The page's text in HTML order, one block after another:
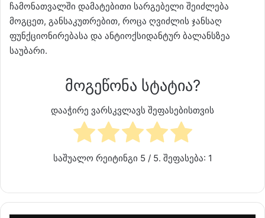
ჩამონათვალში დამატებითი სარგებელი შეიძლება
მოგცეთ, განსაკუთრებით, როცა ღვიძლის ჯანსაღ
ფუნქციონირებასა და ანტიოქსიდანტურ ბალანსზეა
საუბარი.
მოგეწონა სტატია?
დააჭირე ვარსკვლავს შეფასებისთვის
საშუალო რეიტინგი 5 / 5. შეფასება: 1